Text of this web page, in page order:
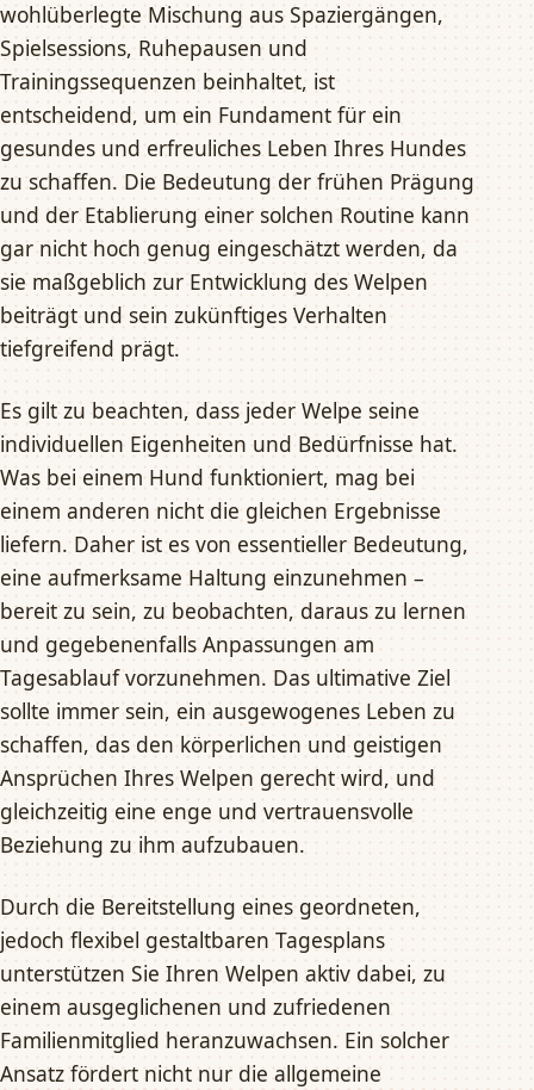
wohlüberlegte Mischung aus Spaziergängen,
Spielsessions, Ruhepausen und
Trainingssequenzen beinhaltet, ist
entscheidend, um ein Fundament für ein
gesundes und erfreuliches Leben Ihres Hundes
zu schaffen. Die Bedeutung der frühen Prägung
und der Etablierung einer solchen Routine kann
gar nicht hoch genug eingeschätzt werden, da
sie maßgeblich zur Entwicklung des Welpen
beiträgt und sein zukünftiges Verhalten
tiefgreifend prägt.
Es gilt zu beachten, dass jeder Welpe seine
individuellen Eigenheiten und Bedürfnisse hat.
Was bei einem Hund funktioniert, mag bei
einem anderen nicht die gleichen Ergebnisse
liefern. Daher ist es von essentieller Bedeutung,
eine aufmerksame Haltung einzunehmen –
bereit zu sein, zu beobachten, daraus zu lernen
und gegebenenfalls Anpassungen am
Tagesablauf vorzunehmen. Das ultimative Ziel
sollte immer sein, ein ausgewogenes Leben zu
schaffen, das den körperlichen und geistigen
Ansprüchen Ihres Welpen gerecht wird, und
gleichzeitig eine enge und vertrauensvolle
Beziehung zu ihm aufzubauen.
Durch die Bereitstellung eines geordneten,
jedoch flexibel gestaltbaren Tagesplans
unterstützen Sie Ihren Welpen aktiv dabei, zu
einem ausgeglichenen und zufriedenen
Familienmitglied heranzuwachsen. Ein solcher
Ansatz fördert nicht nur die allgemeine